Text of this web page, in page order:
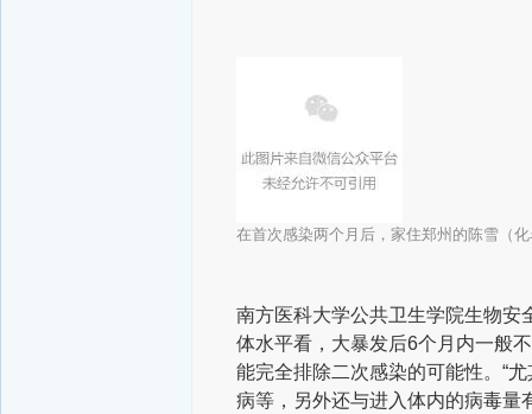
在首次感染两个月后，家住郑州的陈雪（
南方医科大学公共卫生学院生物安
体水平看，大暴发后6个月内一般
能完全排除二次感染的可能性。“
病等，另外还与进入体内的病毒量